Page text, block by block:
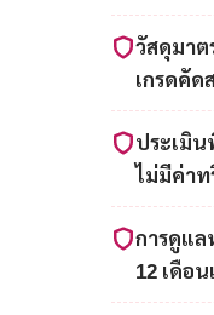
วัสดุมาต
เกรดคัด
ประเมิ
ไม่มีค่าท
การดูแล
12 เดือ